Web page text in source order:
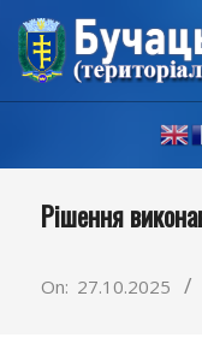
Skip
content
Navigation
Рішення
On: 27.10.2025